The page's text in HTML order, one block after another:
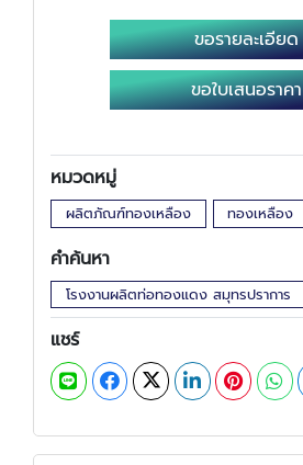
ขอรายละเอียด
ขอใบเสนอราคา
หมวดหมู่
ผลิตภัณฑ์ทองเหลือง ทองเหลือง
คำค้นหา
โรงงานผลิตท่อทองแดง สมุทรปราการ
แชร์